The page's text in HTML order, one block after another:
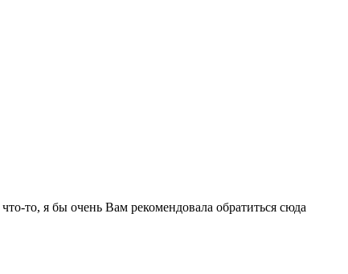
то, я бы очень Вам рекомендовала обратиться сюда